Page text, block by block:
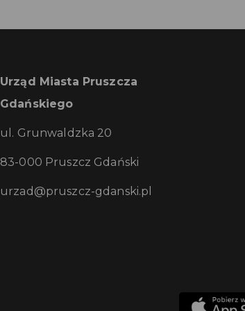
Urząd Miasta Pruszcza
Gdańskiego
ul. Grunwaldzka 20
83-000 Pruszcz Gdański
urzad@pruszcz-gdanski.pl